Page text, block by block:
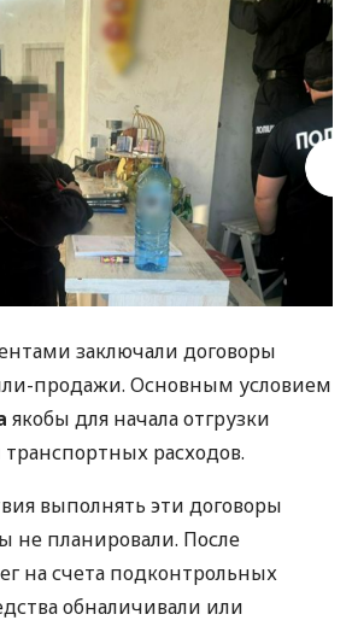
заключали договоры
продажи. Основным условием
якобы для начала отгрузки
расходов.
выполнять эти договоры
не планировали. После
на счета подконтрольных
обналичивали или